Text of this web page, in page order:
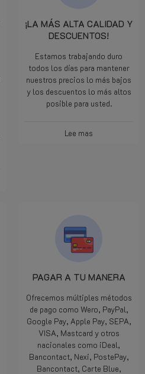
¡LA MÁS ALTA CALIDAD Y
DESCUENTOS!
Estamos trabajando duro
todos los días para mantener
nuestros precios lo más bajos
y los descuentos lo más altos
posible para usted.
Lee mas
PAGAR A TU MANERA
Ofrecemos múltiples métodos
de pago como Wero, PayPal,
Google Pay, Apple Pay, SEPA,
VISA, Mastcard y otros
nacionales como iDeal,
Bancontact, Nexi, PostePay,
Bancontact, Carte Blue,